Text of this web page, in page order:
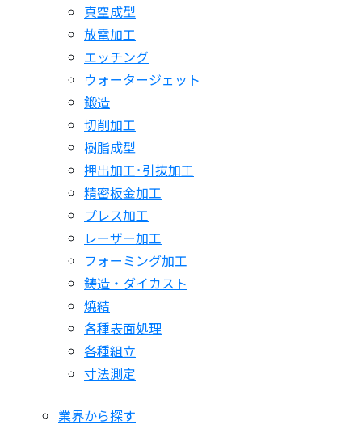
真空成型
放電加工
エッチング
ウォータージェット
鍛造
切削加工
樹脂成型
押出加工･引抜加工
精密板金加工
プレス加工
レーザー加工
フォーミング加工
鋳造・ダイカスト
焼結
各種表面処理
各種組立
寸法測定
業界から探す